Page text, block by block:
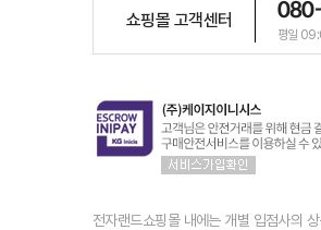
쇼핑몰 고객센터
평일
전자랜드쇼핑몰 내에는 개별 입점사의